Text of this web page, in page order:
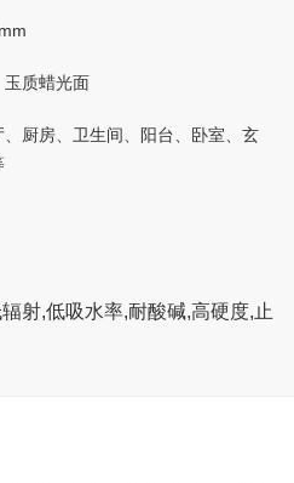
玉质蜡光面
、厨房、卫生间、阳台、卧室、玄
射,低吸水率,耐酸碱,高硬度,止